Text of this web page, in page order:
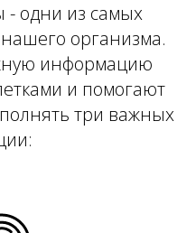
- одни из самых
организма.
информацию
и помогают
три важных